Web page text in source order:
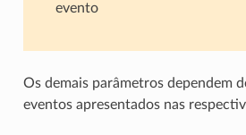
evento
Os demais parâmetros dependem
eventos apresentados nas